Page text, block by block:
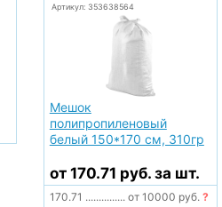
Артикул: 353638564
Мешок
полипропиленовый
белый 150*170 см, 310гр
от 170.71 руб. за шт.
170.71 ............... от 10000 руб. ?